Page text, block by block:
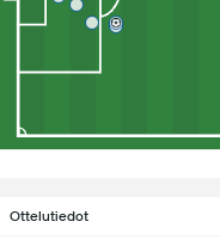
Ottelutiedot